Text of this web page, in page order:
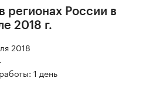
регионах России в
2018 г.
2018
1 день